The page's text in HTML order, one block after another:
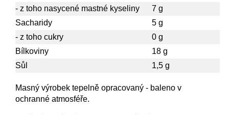
- z toho nasycené mastné kyseliny
7 g
Sacharidy
5 g
- z toho cukry
0 g
Bílkoviny
18 g
Sůl
1,5 g
Masný výrobek tepelně opracovaný - baleno v
ochranné atmosféře.